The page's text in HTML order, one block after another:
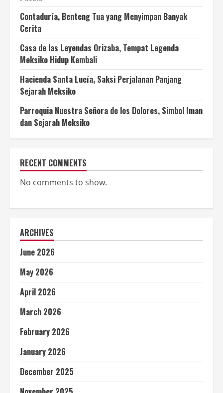
Contaduría, Benteng Tua yang Menyimpan Banyak
Cerita
Casa de las Leyendas Orizaba, Tempat Legenda
Meksiko Hidup Kembali
Hacienda Santa Lucía, Saksi Perjalanan Panjang
Sejarah Meksiko
Parroquia Nuestra Señora de los Dolores, Simbol Iman
dan Sejarah Meksiko
RECENT COMMENTS
No comments to show.
ARCHIVES
June 2026
May 2026
April 2026
March 2026
February 2026
January 2026
December 2025